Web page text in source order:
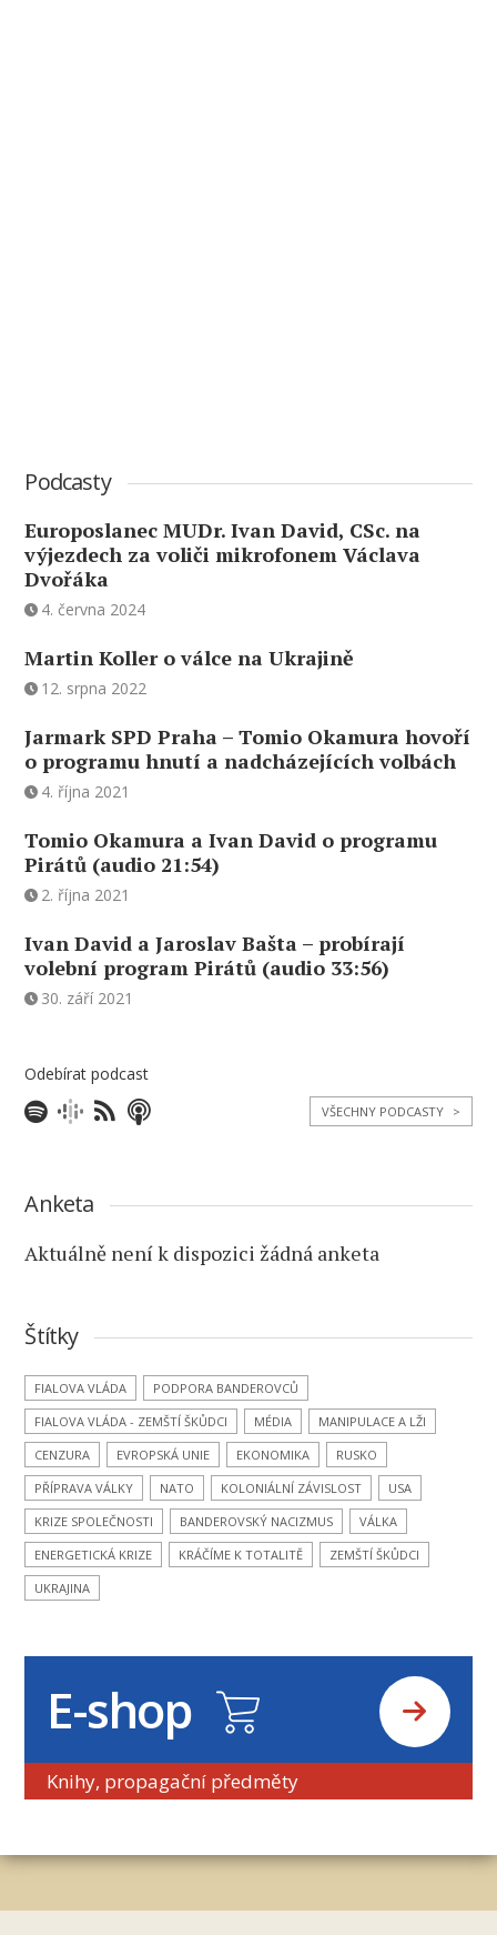
Podcasty
Europoslanec MUDr. Ivan David, CSc. na
výjezdech za voliči mikrofonem Václava
Dvořáka
4. června 2024
Martin Koller o válce na Ukrajině
12. srpna 2022
Jarmark SPD Praha – Tomio Okamura hovoří
o programu hnutí a nadcházejících volbách
4. října 2021
Tomio Okamura a Ivan David o programu
Pirátů (audio 21:54)
2. října 2021
Ivan David a Jaroslav Bašta – probírají
volební program Pirátů (audio 33:56)
30. září 2021
Odebírat podcast
VŠECHNY PODCASTY >
Anketa
Aktuálně není k dispozici žádná anketa
Štítky
FIALOVA VLÁDA
PODPORA BANDEROVCŮ
FIALOVA VLÁDA - ZEMŠTÍ ŠKŮDCI
MÉDIA
MANIPULACE A LŽI
CENZURA
EVROPSKÁ UNIE EKONOMIKA
RUSKO
PŘÍPRAVA VÁLKY
NATO KOLONIÁLNÍ ZÁVISLOST
USA
KRIZE SPOLEČNOSTI
BANDEROVSKÝ NACIZMUS
VÁLKA
ENERGETICKÁ KRIZE
KRÁČÍME K TOTALITĚ
ZEMŠTÍ ŠKŮDCI
UKRAJINA
E-shop
Knihy, propagační předměty